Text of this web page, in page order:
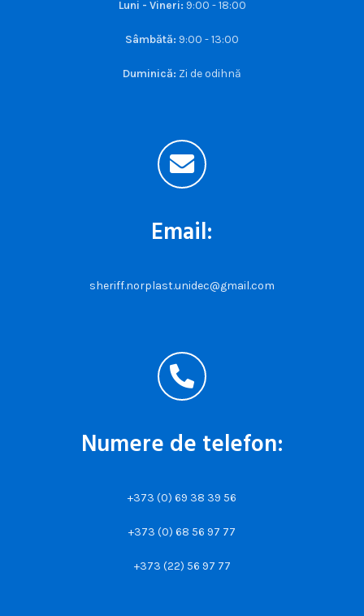
Luni - Vineri: 9:00 - 18:00
Sâmbătă: 9:00 - 13:00
Duminică: Zi de odihnă
Email:
sheriff.norplast.unidec@gmail.com
Numere de telefon:
+373 (0) 69 38 39 56
+373 (0) 68 56 97 77
+373 (22) 56 97 77